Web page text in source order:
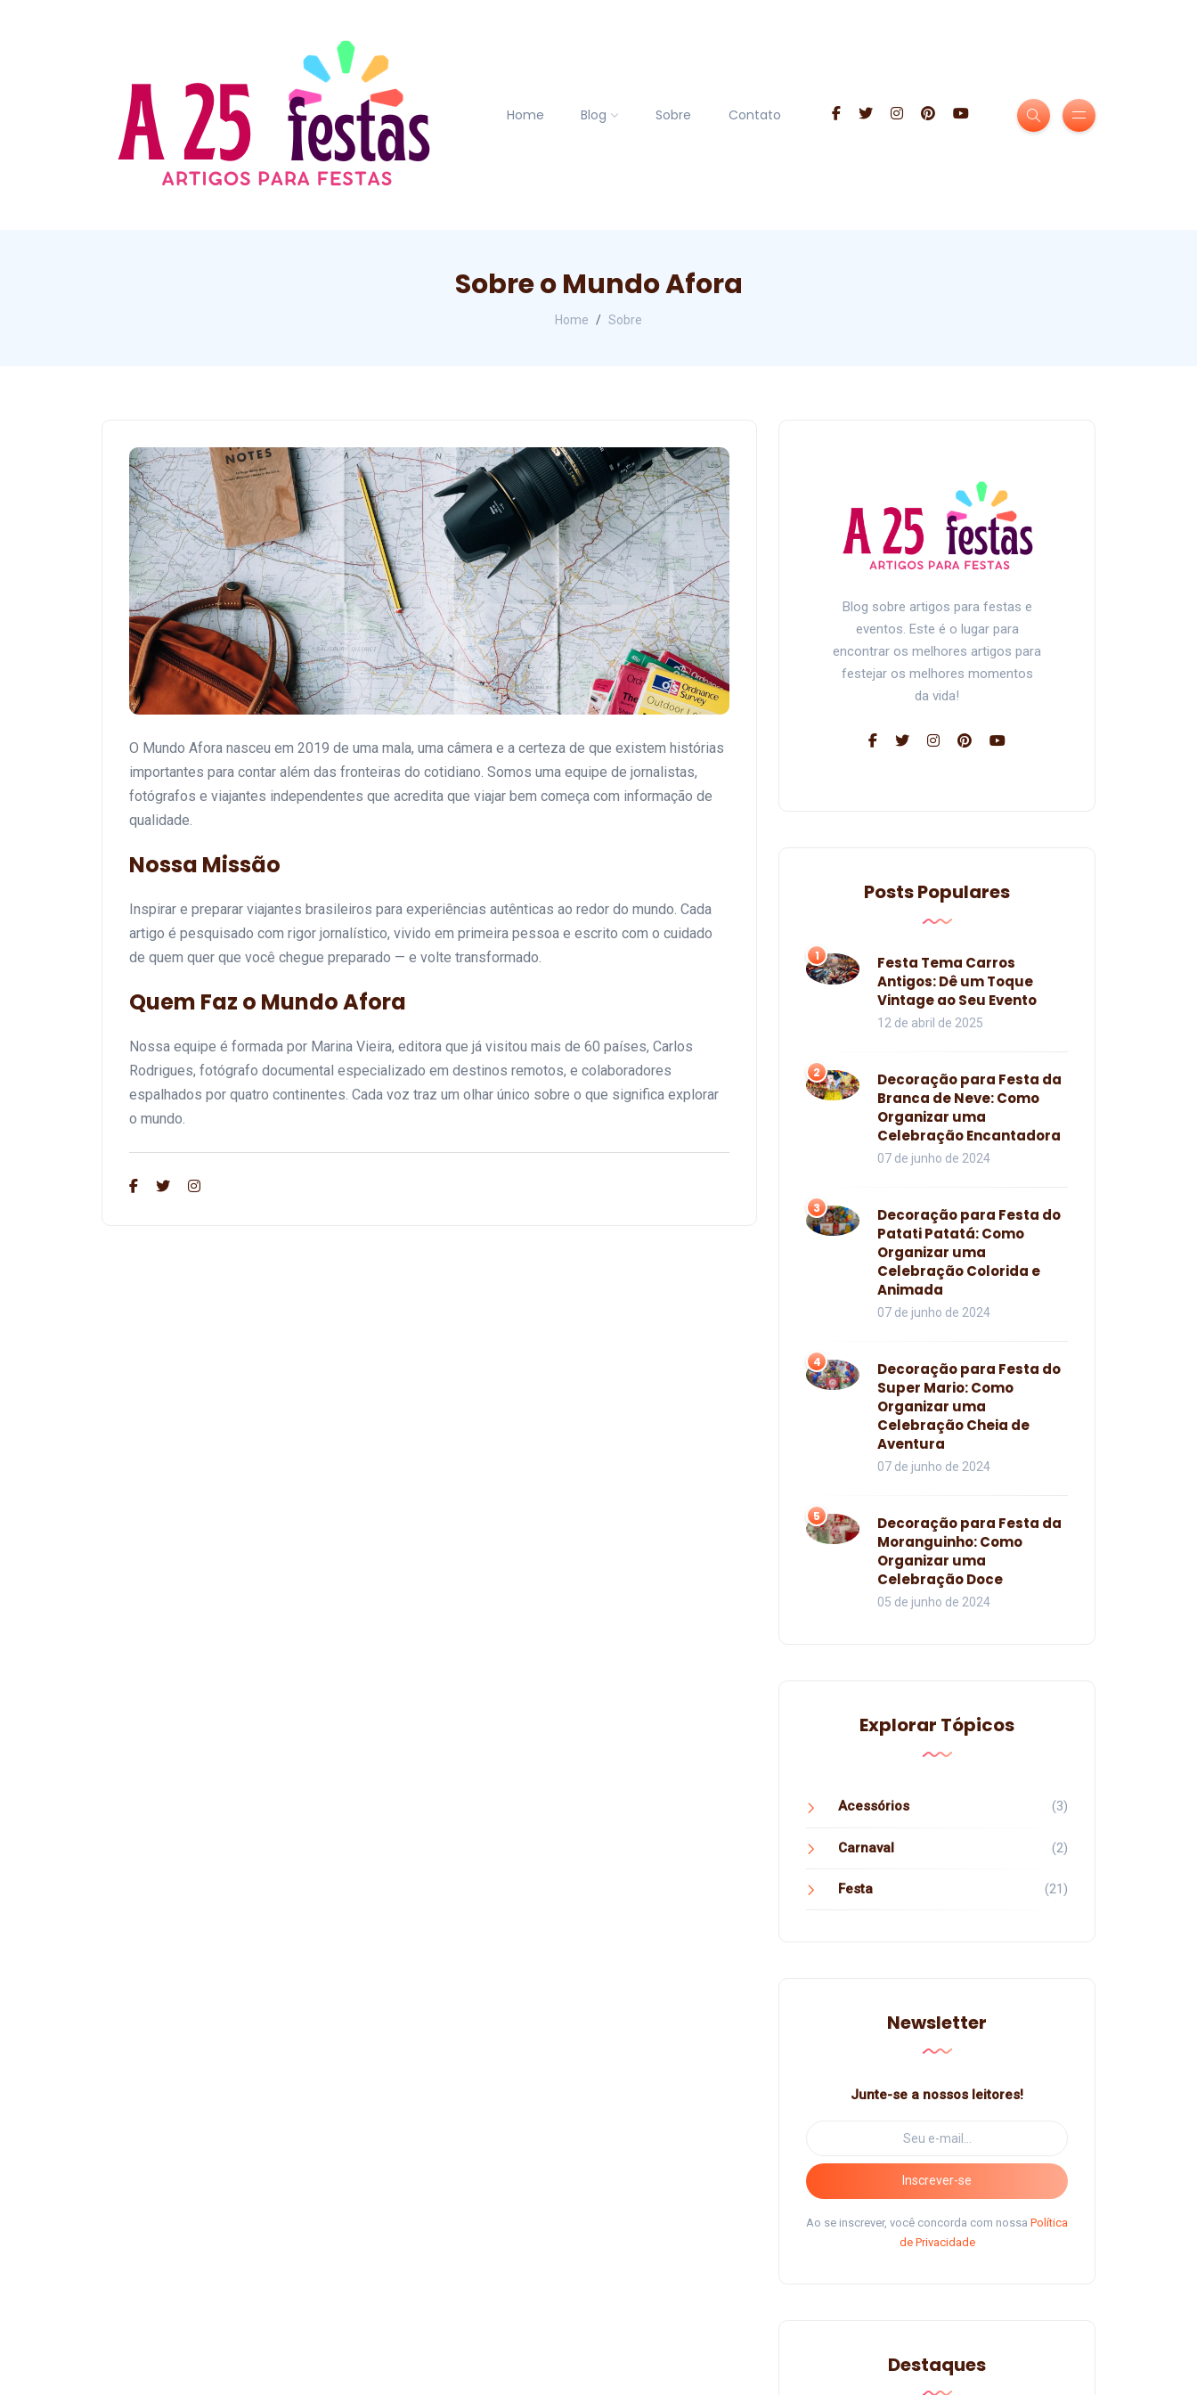
Home Blog Sobre Contato
Sobre o Mundo Afora
Home Sobre
O Mundo Afora nasceu em 2019 de uma mala, uma câmera e a certeza de que existem histórias
importantes para contar além das fronteiras do cotidiano. Somos uma equipe de jornalistas,
fotógrafos e viajantes independentes que acredita que viajar bem começa com informação de
qualidade.
Nossa Missão
Inspirar e preparar viajantes brasileiros para experiências autênticas ao redor do mundo. Cada
artigo é pesquisado com rigor jornalístico, vivido em primeira pessoa e escrito com o cuidado
de quem quer que você chegue preparado — e volte transformado.
Quem Faz o Mundo Afora
Nossa equipe é formada por Marina Vieira, editora que já visitou mais de 60 países, Carlos
Rodrigues, fotógrafo documental especializado em destinos remotos, e colaboradores
espalhados por quatro continentes. Cada voz traz um olhar único sobre o que significa explorar
o mundo.
Blog sobre artigos para festas e
eventos. Este é o lugar para
encontrar os melhores artigos para
festejar os melhores momentos
da vida!
Posts Populares
1
Festa Tema Carros
Antigos: Dê um Toque
Vintage ao Seu Evento
12 de abril de 2025
2
Decoração para Festa da
Branca de Neve: Como
Organizar uma
Celebração Encantadora
07 de junho de 2024
3
Decoração para Festa do
Patati Patatá: Como
Organizar uma
Celebração Colorida e
Animada
07 de junho de 2024
4
Decoração para Festa do
Super Mario: Como
Organizar uma
Celebração Cheia de
Aventura
07 de junho de 2024
5
Decoração para Festa da
Moranguinho: Como
Organizar uma
Celebração Doce
05 de junho de 2024
Explorar Tópicos
Acessórios (3)
Carnaval (2)
Festa (21)
Newsletter
Junte-se a nossos leitores!
Inscrever-se
Ao se inscrever, você concorda com nossa Política
de Privacidade
Destaques